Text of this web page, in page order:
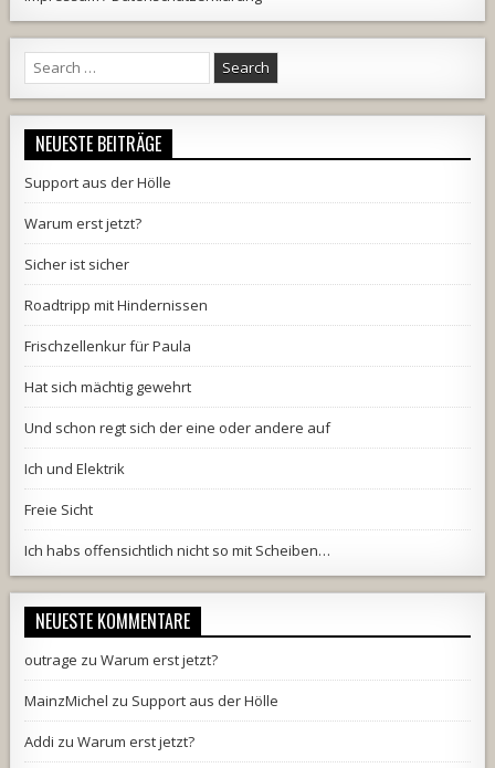
Search
for:
NEUESTE BEITRÄGE
Support aus der Hölle
Warum erst jetzt?
Sicher ist sicher
Roadtripp mit Hindernissen
Frischzellenkur für Paula
Hat sich mächtig gewehrt
Und schon regt sich der eine oder andere auf
Ich und Elektrik
Freie Sicht
Ich habs offensichtlich nicht so mit Scheiben…
NEUESTE KOMMENTARE
outrage zuWarum erst jetzt?
MainzMichel zu Support aus der Hölle
Addi zuWarum erst jetzt?